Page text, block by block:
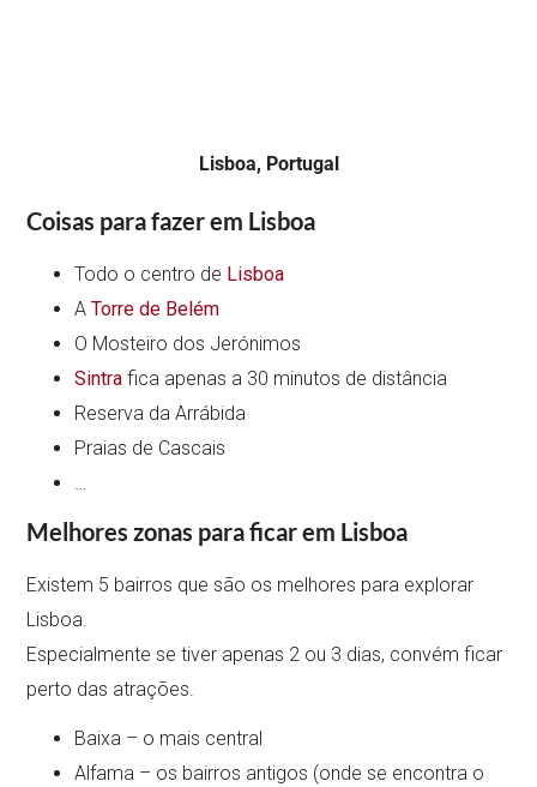
Lisboa, Portugal
Coisas para fazer em Lisboa
Todo o centro de Lisboa
ATorre de Belém
O Mosteiro dos Jerónimos
Sintra fica apenas a 30 minutos de distância
Reserva da Arrábida
Praias de Cascais
…
Melhores zonas para ficar em Lisboa
Existem 5 bairros que são os melhores para explorar
Lisboa.
Especialmente se tiver apenas 2 ou 3 dias, convém ficar
perto das atrações.
Baixa – o mais central
Alfama – os bairros antigos (onde se encontra o